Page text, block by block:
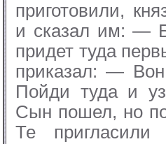
приготовили,
и сказал им: —
придет туда
приказал: —
Пойди туда и
Сын пошел, но
Те